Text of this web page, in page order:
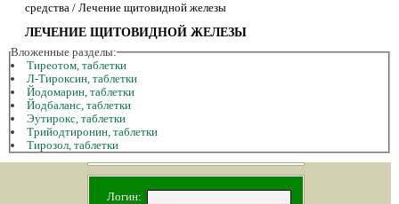
Суперакция «Каждому врачу свой сайт»
средства / Лечение щитовидной железы
ЛЕЧЕНИЕ ЩИТОВИДНОЙ ЖЕЛЕЗЫ
Вложенные разделы:
Тиреотом, таблетки
Л-Тироксин, таблетки
Йодомарин, таблетки
Йодбаланс, таблетки
Эутирокс, таблетки
Трийодтиронин, таблетки
Тирозол, таблетки
Логин: